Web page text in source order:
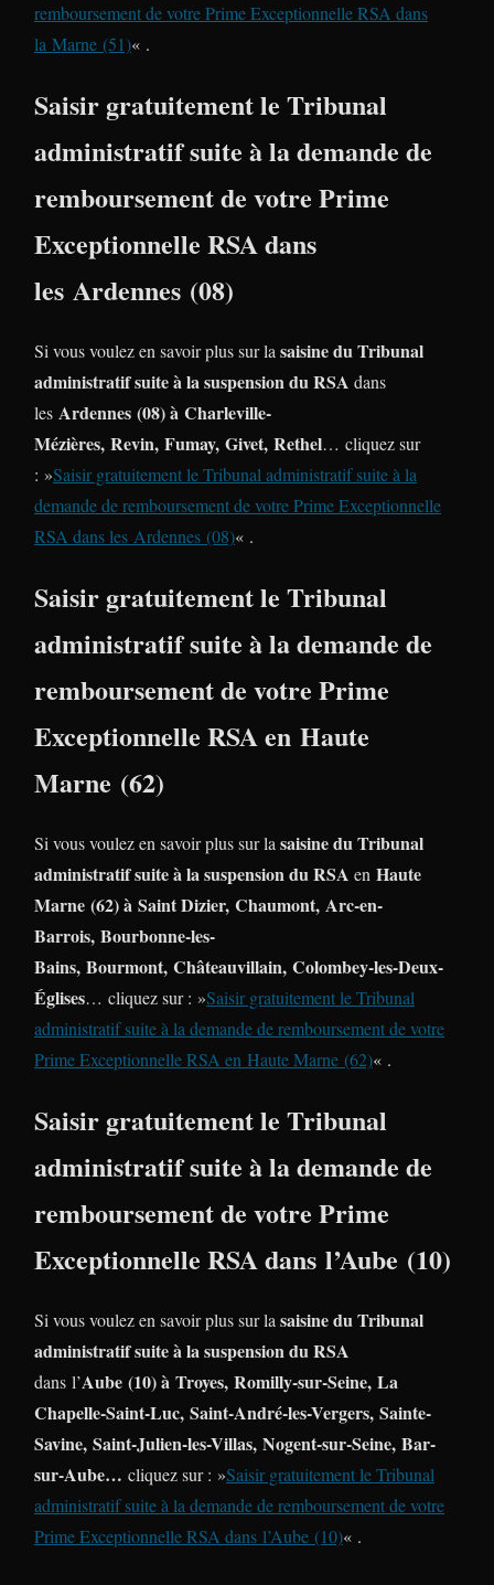
remboursement de votre Prime Exceptionnelle RSA dans
la Marne (51)« .
Saisir gratuitement le Tribunal
administratif suite à la demande de
remboursement de votre Prime
Exceptionnelle RSA dans
les Ardennes (08)
Si vous voulez en savoir plus sur la saisine du Tribunal
administratif suite à la suspension du RSA dans
les Ardennes (08) à Charleville-
Mézières, Revin, Fumay, Givet, Rethel… cliquez sur
: »Saisir gratuitement le Tribunal administratif suite à la
demande de remboursement de votre Prime Exceptionnelle
RSA dans les Ardennes (08)« .
Saisir gratuitement le Tribunal
administratif suite à la demande de
remboursement de votre Prime
Exceptionnelle RSA en Haute
Marne (62)
Si vous voulez en savoir plus sur la saisine du Tribunal
administratif suite à la suspension du RSA en Haute
Marne (62) à Saint Dizier, Chaumont, Arc-en-
Barrois, Bourbonne-les-
Bains, Bourmont, Châteauvillain, Colombey-les-Deux-
Églises… cliquez sur : »Saisir gratuitement le Tribunal
administratif suite à la demande de remboursement de votre
Prime Exceptionnelle RSA en Haute Marne (62)« .
Saisir gratuitement le Tribunal
administratif suite à la demande de
remboursement de votre Prime
Exceptionnelle RSA dans l’Aube (10)
Si vous voulez en savoir plus sur la saisine du Tribunal
administratif suite à la suspension du RSA
dans l’Aube (10) à Troyes, Romilly-sur-Seine, La
Chapelle-Saint-Luc, Saint-André-les-Vergers, Sainte-
Savine, Saint-Julien-les-Villas, Nogent-sur-Seine, Bar-
sur-Aube… cliquez sur : »Saisir gratuitement le Tribunal
administratif suite à la demande de remboursement de votre
Prime Exceptionnelle RSA dans l’Aube (10)« .